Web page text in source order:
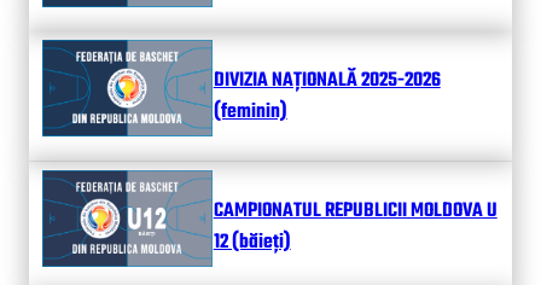
DIVIZIA NAȚIONALĂ 2025-2026
(feminin)
CAMPIONATUL REPUBLICII MOLDOVA U
12 (băieți)